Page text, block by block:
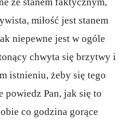
miłość jest stanem
niepewne jest w ogóle
chwyta się brzytwy i
istnieniu, żeby się tego
powiedz Pan, jak się to
co godzina gorące